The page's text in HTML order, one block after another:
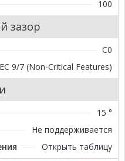
100
зазор
C0
9/7 (Non-Critical Features)
15 °
Не поддерживается
Открыть таблицу